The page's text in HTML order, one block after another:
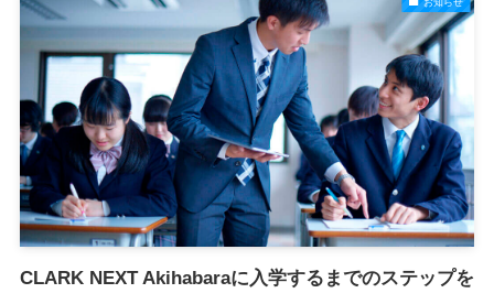
CLARK NEXT Akihabaraに入学するまでのステップを